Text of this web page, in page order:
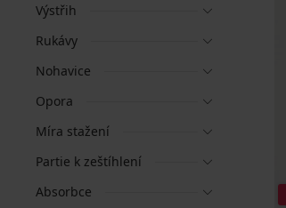
Výstřih
Rukávy
Nohavice
Opora
Míra stažení
Partie k zeštíhlení
Absorbce